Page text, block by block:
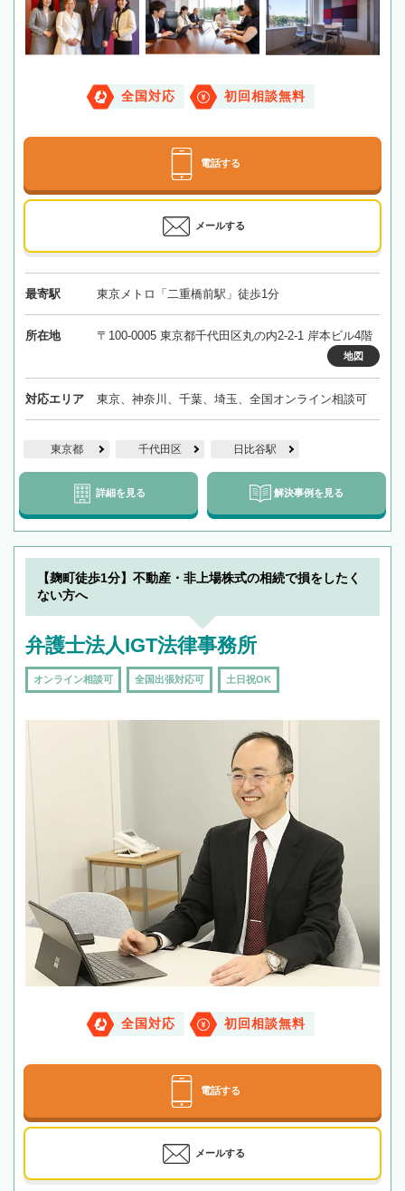
全国対応 初回相談無料
電話する
メールする
最寄駅 東京メトロ「二重橋前駅」徒歩1分
所在地 〒100-0005 東京都千代田区丸の内2-2-1 岸本ビル4階
地図
対応エリア 東京、神奈川、千葉、埼玉、全国オンライン相談可
東京都 千代田区 日比谷駅
詳細を見る 解決事例を見る
【麹町徒歩1分】不動産・非上場株式の相続で損をしたく
ない方へ
弁護士法人IGT法律事務所
オンライン相談可 全国出張対応可 土日祝OK
全国対応 初回相談無料
電話する
メールする